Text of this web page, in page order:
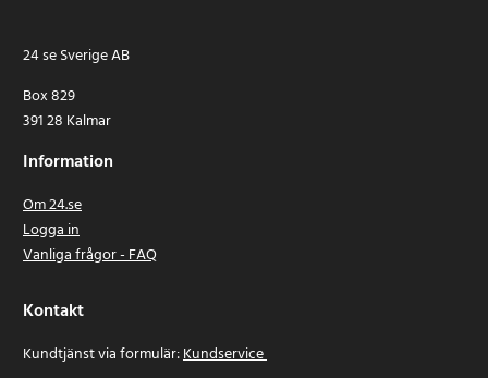
24 se Sverige AB
Box 829
391 28 Kalmar
Information
Om 24.se
Logga in
Vanliga frågor - FAQ
Kontakt
Kundtjänst via formulär:Kundservice